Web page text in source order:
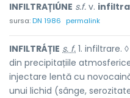
INFILTRAȚIÚNE s.f. v.
sursa:DN 1986 permalink
INFILTRÁȚIE s. f. 1. infiltrare.
din precipitațiile
injectare lentă cu
unui lichid (sânge,